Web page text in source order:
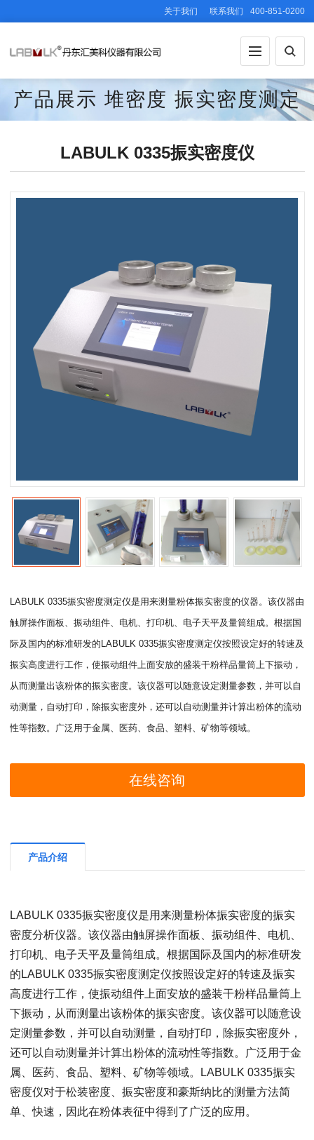
关于我们 联系我们 400-851-0200
产品展示 堆密度 振实密度测定
仪
LABULK 0335振实密度仪
LABULK 0335振实密度测定仪是用来测量粉体振实密度的仪器。该仪器由
触屏操作面板、振动组件、电机、打印机、电子天平及量筒组成。根据国
际及国内的标准研发的LABULK 0335振实密度测定仪按照设定好的转速及
振实高度进行工作，使振动组件上面安放的盛装干粉样品量筒上下振动，
从而测量出该粉体的振实密度。该仪器可以随意设定测量参数，并可以自
动测量，自动打印，除振实密度外，还可以自动测量并计算出粉体的流动
性等指数。广泛用于金属、医药、食品、塑料、矿物等领域。
在线咨询
产品介绍
LABULK 0335振实密度仪是用来测量粉体振实密度的振实
密度分析仪器。该仪器由触屏操作面板、振动组件、电机、
打印机、电子天平及量筒组成。根据国际及国内的标准研发
的LABULK 0335振实密度测定仪按照设定好的转速及振实
高度进行工作，使振动组件上面安放的盛装干粉样品量筒上
下振动，从而测量出该粉体的振实密度。该仪器可以随意设
定测量参数，并可以自动测量，自动打印，除振实密度外，
还可以自动测量并计算出粉体的流动性等指数。广泛用于金
属、医药、食品、塑料、矿物等领域。LABULK 0335振实
密度仪对于松装密度、振实密度和豪斯纳比的测量方法简
单、快速，因此在粉体表征中得到了广泛的应用。